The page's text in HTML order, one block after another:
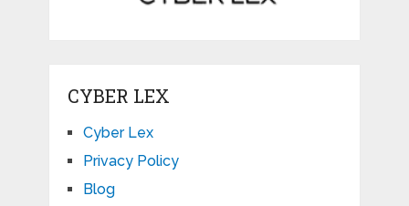
CYBER LEX
Cyber Lex
Privacy Policy
Blog